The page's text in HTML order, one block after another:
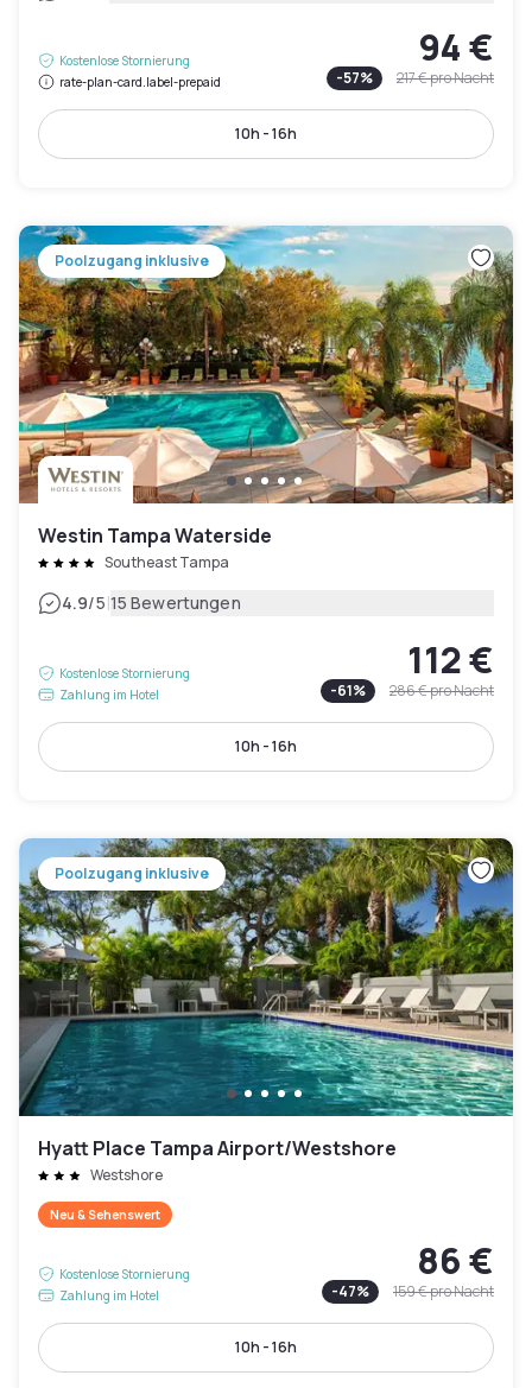
Kostenlose Stornierung
rate-plan-card.label-prepaid
94 €
-57% 217 €pro Nacht
10h - 16h
Poolzugang inklusive
Westin Tampa Waterside
Southeast Tampa
4.9/5|15 Bewertungen
Kostenlose Stornierung
Zahlung im Hotel
112 €
-61% 286 €pro Nacht
10h - 16h
Poolzugang inklusive
Hyatt Place Tampa Airport/Westshore
Westshore
Neu & Sehenswert
Kostenlose Stornierung
Zahlung im Hotel
86 €
-47% 159 €pro Nacht
10h - 16h